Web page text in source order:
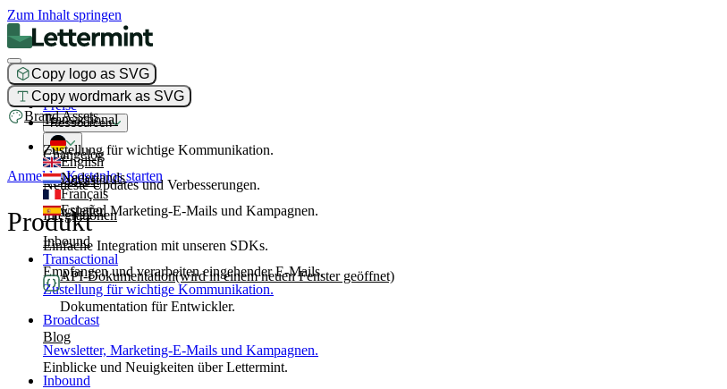
Zum Inhalt springen
Copy logo as SVG
Copy wordmark as SVG
Brand Assets
Produkt
Transactional
Zustellung für wichtige Kommunikation.
Broadcast
Newsletter, Marketing-E-Mails und Kampagnen.
Inbound
Empfangen und verarbeiten eingehender E-Mails.
Preise
Ressourcen
Changelog
Neueste Updates und Verbesserungen.
Integrationen
Einfache Integration mit unseren SDKs.
API-Dokumentation(wird in einem neuen Fenster geöffnet)
Dokumentation für Entwickler.
Blog
Einblicke und Neuigkeiten über Lettermint.
English
Nederlands
Français
Español
AnmeldenKostenlos starten
Produkt
Transactional
Zustellung für wichtige Kommunikation.
Broadcast
Newsletter, Marketing-E-Mails und Kampagnen.
Inbound